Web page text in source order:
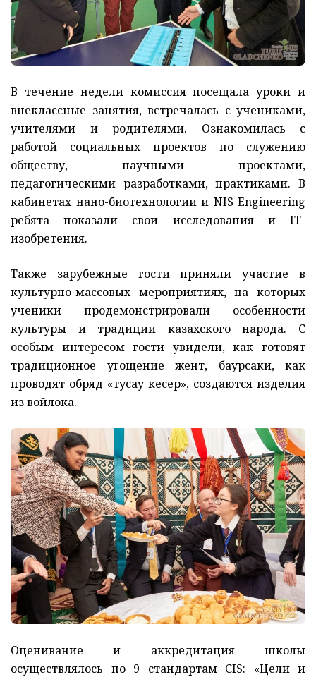
В течение недели комиссия посещала уроки и
внеклассные занятия, встречалась с учениками,
учителями и родителями. Ознакомилась с
работой социальных проектов по служению
обществу, научными проектами,
педагогическими разработками, практиками. В
кабинетах нано-биотехнологии и NIS Engineering
ребята показали свои исследования и IT-
изобретения.
Также зарубежные гости приняли участие в
культурно-массовых мероприятиях, на которых
ученики продемонстрировали особенности
культуры и традиции казахского народа. С
особым интересом гости увидели, как готовят
традиционное угощение жент, баурсаки, как
проводят обряд «тусау кесер», создаются изделия
из войлока.
Оценивание и аккредитация школы
осуществлялось по 9 стандартам CIS: «Цели и